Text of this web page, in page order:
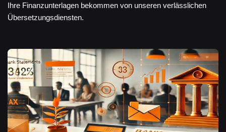
Ihre Finanzunterlagen bekommen von unseren verlässlichen
Übersetzungsdiensten.